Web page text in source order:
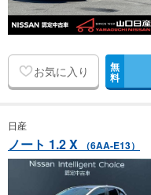
お気に入り 無
料
日産
ノート 1.2 X （6AA-E13）